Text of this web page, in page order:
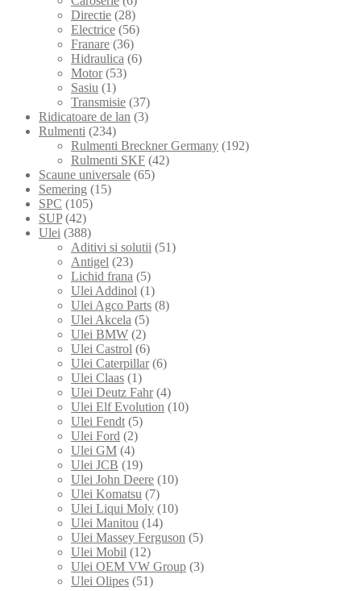
Directie (28)
Electrice (56)
Franare (36)
Hidraulica (6)
Motor (53)
Sasiu (1)
Transmisie (37)
Ridicatoare de lan (3)
Rulmenti (234)
Rulmenti Breckner Germany (192)
Rulmenti SKF (42)
Scaune universale (65)
Semering (15)
SPC (105)
SUP (42)
Ulei (388)
Aditivi si solutii (51)
Antigel (23)
Lichid frana (5)
Ulei Addinol (1)
Ulei Agco Parts (8)
Ulei Akcela (5)
Ulei BMW (2)
Ulei Castrol (6)
Ulei Caterpillar (6)
Ulei Claas (1)
Ulei Deutz Fahr (4)
Ulei Elf Evolution (10)
Ulei Fendt (5)
Ulei Ford (2)
Ulei GM (4)
Ulei JCB (19)
Ulei John Deere (10)
Ulei Komatsu (7)
Ulei Liqui Moly (10)
Ulei Manitou (14)
Ulei Massey Ferguson (5)
Ulei Mobil (12)
Ulei OEM VW Group (3)
Ulei Olipes (51)